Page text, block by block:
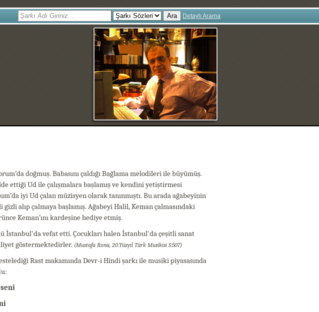
Ara Detaylı Arama
doğmuş. Babasını çaldığı Bağlama melodileri ile büyümüş.
ettiği Ud ile çalışmalara başlamış ve kendini yetiştirmesi
iyi Ud çalan müzisyen olarak tanınmıştı. Bu arada ağabeyinin
gizli alıp çalmaya başlamış. Ağabeyi Halil, Keman çalmasındaki
Keman’ını kardeşine hediye etmiş.
İstanbul'da vefat etti. Çocukları halen İstanbul'da çeşitli sanat
göstermektedirler. (Mustafa Rona, 20.Yüzyıl Türk Musikisi S:507)
Rast makamında Devr-i Hindi şarkı ile musiki piyasasında